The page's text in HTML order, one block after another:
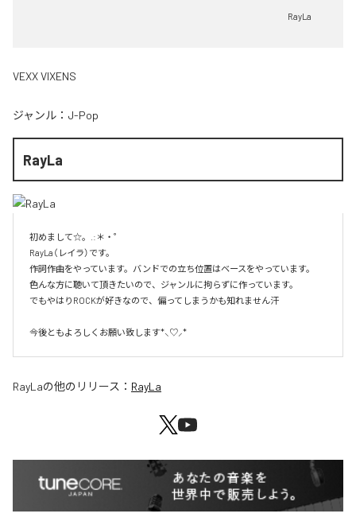
RayLa
VEXX VIXENS
ジャンル： J-Pop
RayLa
初めまして☆。.:＊・゜
RayLa（レイラ）です。
作詞作曲をやっています。バンドでの立ち位置はベースをやっています。
色んな方に聴いて頂きたいので、ジャンルに拘らずに作っています。
でもやはりROCKが好きなので、偏ってしまうかも知れません汗
今後ともよろしくお願い致します*⸜♡⸝*
RayLaの他のリリース： RayLa